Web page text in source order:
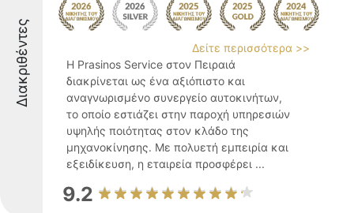
Διακριθέντες
Δείτε περισσότερα >>
Η Prasinos Service στον Πειραιά
διακρίνεται ως ένα αξιόπιστο και
αναγνωρισμένο συνεργείο αυτοκινήτων,
το οποίο εστιάζει στην παροχή υπηρεσιών
υψηλής ποιότητας στον κλάδο της
μηχανοκίνησης. Με πολυετή εμπειρία και
εξειδίκευση, η εταιρεία προσφέρει ...
9.2